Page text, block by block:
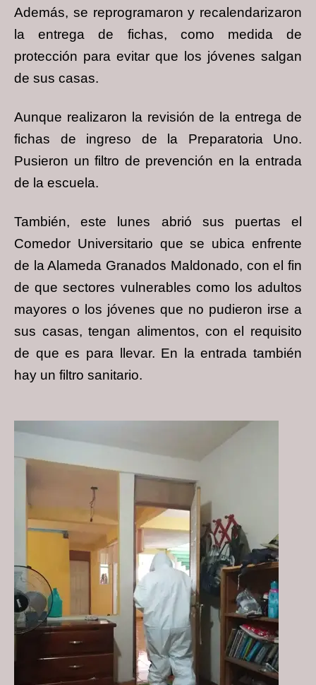
Además, se reprogramaron y recalendarizaron
la entrega de fichas, como medida de
protección para evitar que los jóvenes salgan
de sus casas.
Aunque realizaron la revisión de la entrega de
fichas de ingreso de la Preparatoria Uno.
Pusieron un filtro de prevención en la entrada
de la escuela.
También, este lunes abrió sus puertas el
Comedor Universitario que se ubica enfrente
de la Alameda Granados Maldonado, con el fin
de que sectores vulnerables como los adultos
mayores o los jóvenes que no pudieron irse a
sus casas, tengan alimentos, con el requisito
de que es para llevar. En la entrada también
hay un filtro sanitario.